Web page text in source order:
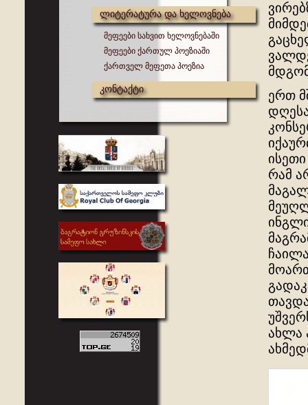
ლიტერატურა და ხელოვნება
მეფეები სახვით ხელოვნებაში
მეფეები ქართულ პოეზიაში
ქართველ მეფეთა პოეზია
კონტაქტი
ერთ
რამ
ახლა